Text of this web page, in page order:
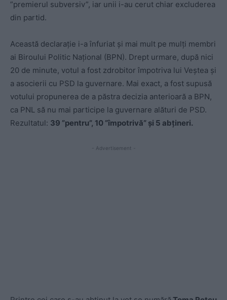
”premierul subversiv”, iar unii i-au cerut chiar excluderea
din partid.
Această declarație i-a înfuriat și mai mult pe mulți membri
ai Biroului Politic Național (BPN). Drept urmare, după nici
20 de minute, votul a fost zdrobitor împotriva lui Veștea și
a asocierii cu PSD la guvernare. Mai exact, a fost supusă
votului propunerea de a păstra decizia anterioară a BPN,
ca PNL să nu mai participe la guvernare alături de PSD.
Rezultatul: 39 ”pentru”, 10 ”împotrivă” și 5 abțineri.
- Advertisement -